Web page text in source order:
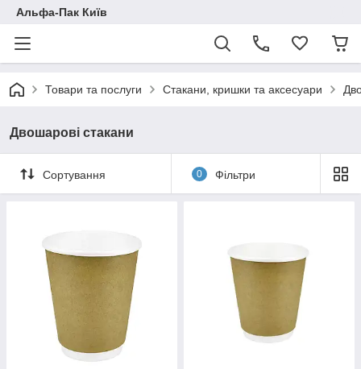
Альфа-Пак Київ
Товари та послуги Стакани, кришки та аксесуари
Двошарові стакани
Сортування 0 Фільтри